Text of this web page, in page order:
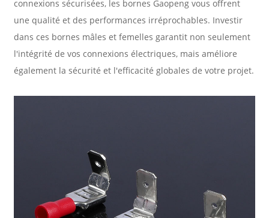
connexions sécurisées, les bornes Gaopeng vous offrent
une qualité et des performances irréprochables. Investir
dans ces bornes mâles et femelles garantit non seulement
l'intégrité de vos connexions électriques, mais améliore
également la sécurité et l'efficacité globales de votre projet.